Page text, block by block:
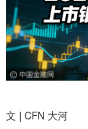
文 | CFN 大河